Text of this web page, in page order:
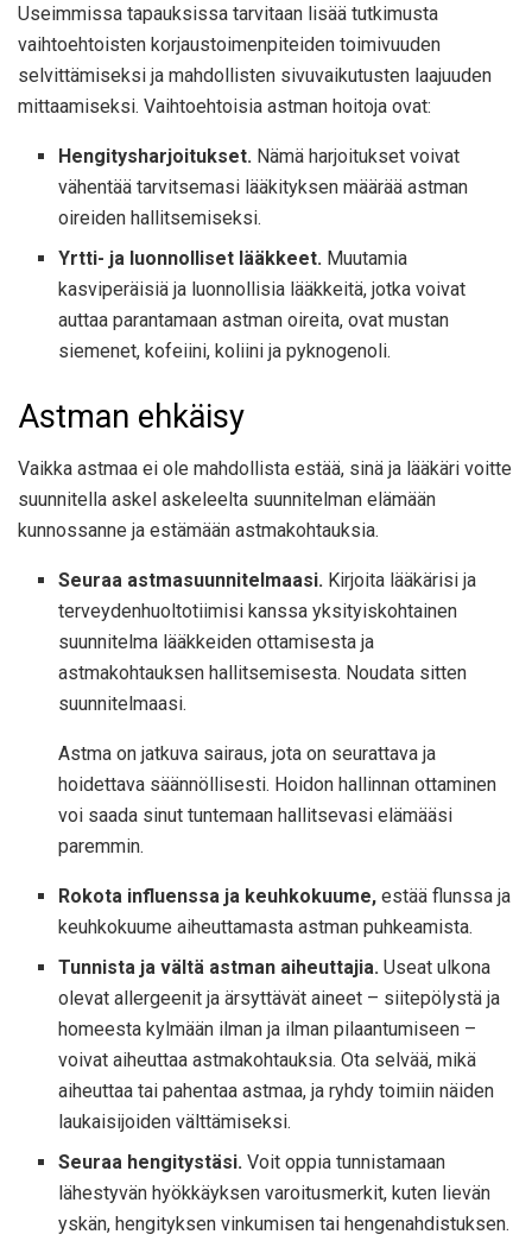
Useimmissa tapauksissa tarvitaan lisää tutkimusta
vaihtoehtoisten korjaustoimenpiteiden toimivuuden
selvittämiseksi ja mahdollisten sivuvaikutusten laajuuden
mittaamiseksi. Vaihtoehtoisia astman hoitoja ovat:
Hengitysharjoitukset. Nämä harjoitukset voivat
vähentää tarvitsemasi lääkityksen määrää astman
oireiden hallitsemiseksi.
Yrtti- ja luonnolliset lääkkeet. Muutamia
kasviperäisiä ja luonnollisia lääkkeitä, jotka voivat
auttaa parantamaan astman oireita, ovat mustan
siemenet, kofeiini, koliini ja pyknogenoli.
Astman ehkäisy
Vaikka astmaa ei ole mahdollista estää, sinä ja lääkäri voitte
suunnitella askel askeleelta suunnitelman elämään
kunnossanne ja estämään astmakohtauksia.
Seuraa astmasuunnitelmaasi. Kirjoita lääkärisi ja
terveydenhuoltotiimisi kanssa yksityiskohtainen
suunnitelma lääkkeiden ottamisesta ja
astmakohtauksen hallitsemisesta. Noudata sitten
suunnitelmaasi.
Astma on jatkuva sairaus, jota on seurattava ja
hoidettava säännöllisesti. Hoidon hallinnan ottaminen
voi saada sinut tuntemaan hallitsevasi elämääsi
paremmin.
Rokota influenssa ja keuhkokuume,estää flunssa ja
keuhkokuume aiheuttamasta astman puhkeamista.
Tunnista ja vältä astman aiheuttajia. Useat ulkona
olevat allergeenit ja ärsyttävät aineet – siitepölystä ja
homeesta kylmään ilman ja ilman pilaantumiseen –
voivat aiheuttaa astmakohtauksia. Ota selvää, mikä
aiheuttaa tai pahentaa astmaa, ja ryhdy toimiin näiden
laukaisijoiden välttämiseksi.
Seuraa hengitystäsi. Voit oppia tunnistamaan
lähestyvän hyökkäyksen varoitusmerkit, kuten lievän
yskän, hengityksen vinkumisen tai hengenahdistuksen.